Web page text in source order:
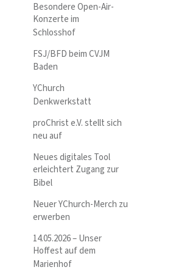
Besondere Open-Air-
Konzerte im
Schlosshof
FSJ/BFD beim CVJM
Baden
YChurch
Denkwerkstatt
proChrist e.V. stellt sich
neu auf
Neues digitales Tool
erleichtert Zugang zur
Bibel
Neuer YChurch-Merch zu
erwerben
14.05.2026 – Unser
Hoffest auf dem
Marienhof